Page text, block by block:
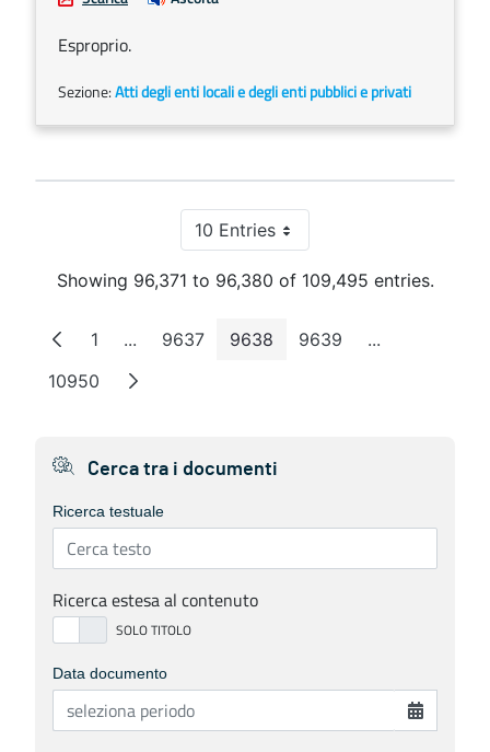
Esproprio.
Sezione:Atti degli enti locali e degli enti pubblici e privati
10 EntriesPer Page
Showing 96,371 to 96,380 of 109,495 entries.
Page
1 ...Intermediate Pages
Page
9637 Page
9638 Page
9639 ...Intermediate
Page
10950
Cerca tra i documenti
Ricerca testuale
Ricerca estesa al contenuto
Data documento